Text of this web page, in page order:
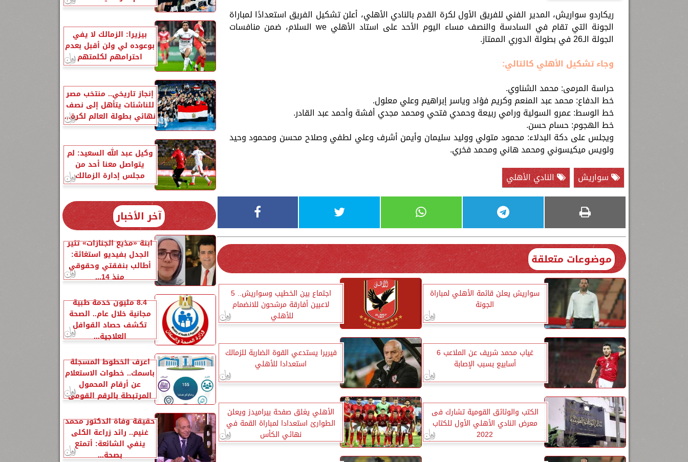
ريكاردو سواريش، المدير الفني للفريق الأول لكرة القدم بالنادي الأهلي، أعلن تشكيل الفريق ‏استعدادًا لمباراة
الجونة التي تقام في السادسة والنصف مساء اليوم الأحد على استاد الأهلي ‏we‏ السلام، ضمن منافسات
الجولة الـ26 في بطولة الدوري الممتاز.‏
وجاء تشكيل الأهلي كالتالي:‏
حراسة المرمى: محمد الشناوي.
خط الدفاع: محمد عبد المنعم وكريم فؤاد وياسر إبراهيم وعلي معلول.
خط الوسط: عمرو السولية ورامي ربيعة وحمدي فتحي ومحمد مجدي أفشة وأحمد عبد القادر.
خط الهجوم: حسام حسن.
ويجلس على دكة البدلاء: محمود متولي ووليد سليمان وأيمن أشرف وعلي لطفي وصلاح محسن ومحمود وحيد
ولويس ميكيسوني ومحمد هاني ومحمد فخري.
سواريش
النادي الأهلي
موضوعات متعلقة
سواريش يعلن قائمة الأهلي لمباراة
الجونة
اجتماع بين الخطيب وسواريش.. 5
لاعبين أفارقة مرشحون للانضمام
للأهلي ‏
غياب محمد شريف عن الملاعب 6
أسابيع بسبب الإصابة
فيريرا يستدعي القوة الضاربة للزمالك
استعدادا للأهلي
الكتب والوثائق القومية تشارك فى
معرض النادي الأهلي الأول للكتاب
2022
الأهلي يغلق صفحة بيراميدز ويعلن
الطوارئ استعدادا لمباراة القمة في
نهائي الكأس
بيزيرا: الزمالك لا يفي
بوعوده لي ولن أقبل بعدم
احترامهم لكلمتهم
إنجاز تاريخي.. منتخب مصر
للناشئات يتأهل إلى نصف
نهائي بطولة العالم لكرة...
وكيل عبد الله السعيد: لم
يتواصل معنا أحد من
مجلس إدارة الزمالك
آخر الأخبار
ابنة «مذيع الجنازات» تثير
الجدل بفيديو استغاثة:
أطالب بنفقتي وحقوقي
منذ 14...
8.4 مليون خدمة طبية
مجانية خلال عام.. الصحة
تكشف حصاد القوافل
العلاجية...
اعرف الخطوط المسجلة
باسمك.. خطوات الاستعلام
عن أرقام المحمول
المرتبطة بالرقم القومي
حقيقة وفاة الدكتور محمد
غنيم.. رائد زراعة الكلى
ينفي الشائعة: أتمتع
بصحة...